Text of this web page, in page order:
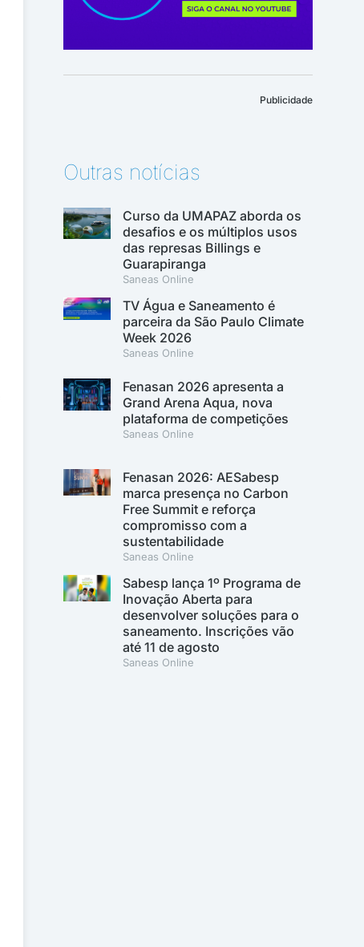
Publicidade
Outras notícias
Curso da UMAPAZ aborda os
desafios e os múltiplos usos
das represas Billings e
Guarapiranga
Saneas Online
TV Água e Saneamento é
parceira da São Paulo Climate
Week 2026
Saneas Online
Fenasan 2026 apresenta a
Grand Arena Aqua, nova
plataforma de competições
Saneas Online
Fenasan 2026: AESabesp
marca presença no Carbon
Free Summit e reforça
compromisso com a
sustentabilidade
Saneas Online
Sabesp lança 1º Programa de
Inovação Aberta para
desenvolver soluções para o
saneamento. Inscrições vão
até 11 de agosto
Saneas Online